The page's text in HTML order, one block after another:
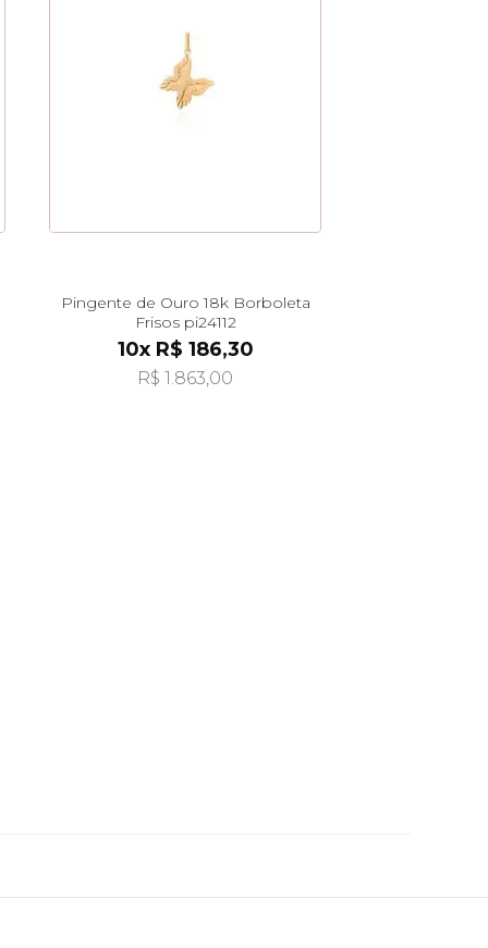
Pingente de Ouro 18k Borboleta
Frisos pi24112
10x R$ 186,30
R$ 1.863,00